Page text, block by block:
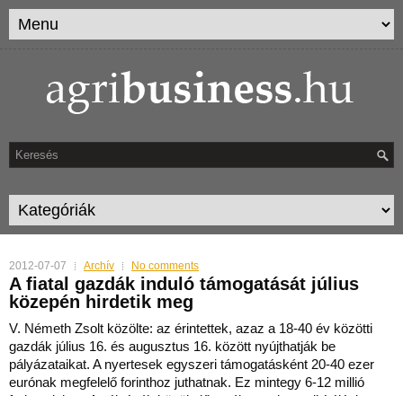
2012-07-07 Archív No comments
A fiatal gazdák induló támogatását július
közepén hirdetik meg
V. Németh Zsolt közölte: az érintettek, azaz a 18-40 év közötti
gazdák július 16. és augusztus 16. között nyújthatják be
pályázataikat. A nyertesek egyszeri támogatásként 20-40 ezer
eurónak megfelelő forinthoz juthatnak. Ez mintegy 6-12 millió